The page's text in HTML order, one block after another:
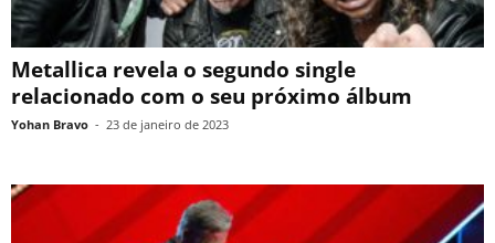
Metallica revela o segundo single
relacionado com o seu próximo álbum
Yohan Bravo - 23 de janeiro de 2023